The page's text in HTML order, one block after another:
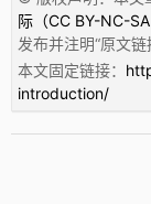
际（CC BY-NC-SA
发布并注明“原文链
本文固定链接：
introduction/